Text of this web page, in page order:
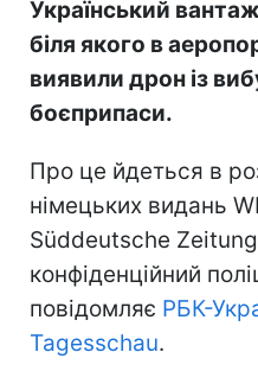
Український
біля якого в
виявили дрон із
боєприпаси.
Про це йдеться в
німецьких видань
Süddeutsche
конфіденційний
повідомляє РБК-
Tagesschau.